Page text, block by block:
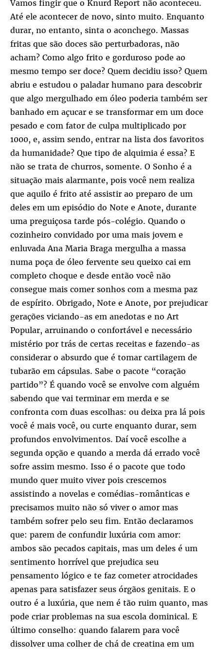
Vamos fingir que o Knurd Report não aconteceu.
Até ele acontecer de novo, sinto muito. Enquanto
durar, no entanto, sinta o aconchego. Massas
fritas que são doces são perturbadoras, não
acham? Como algo frito e gorduroso pode ao
mesmo tempo ser doce? Quem decidiu isso? Quem
abriu e estudou o paladar humano para descobrir
que algo mergulhado em óleo poderia também ser
banhado em açucar e se transformar em um doce
pesado e com fator de culpa multiplicado por
1000, e, assim sendo, entrar na lista dos favoritos
da humanidade? Que tipo de alquimia é essa? E
não se trata de churros, somente. O Sonho é a
situação mais alarmante, pois você nem realiza
que aquilo é frito até assistir ao preparo de um
deles em um episódio do Note e Anote, durante
uma preguiçosa tarde pós-colégio. Quando o
cozinheiro convidado por uma mais jovem e
enluvada Ana Maria Braga mergulha a massa
numa poça de óleo fervente seu queixo cai em
completo choque e desde então você não
consegue mais comer sonhos com a mesma paz
de espírito. Obrigado, Note e Anote, por prejudicar
gerações viciando-as em anedotas e no Art
Popular, arruinando o confortável e necessário
mistério por trás de certas receitas e fazendo-as
considerar o absurdo que é tomar cartilagem de
tubarão em cápsulas. Sabe o pacote “coração
partido”? É quando você se envolve com alguém
sabendo que vai terminar em merda e se
confronta com duas escolhas: ou deixa pra lá pois
você é mais você, ou curte enquanto durar, sem
profundos envolvimentos. Daí você escolhe a
segunda opção e quando a merda dá errado você
sofre assim mesmo. Isso é o pacote que todo
mundo quer muito viver pois crescemos
assistindo a novelas e comédias-românticas e
precisamos muito não só viver o amor mas
também sofrer pelo seu fim. Então declaramos
que: parem de confundir luxúria com amor:
ambos são pecados capitais, mas um deles é um
sentimento horrível que prejudica seu
pensamento lógico e te faz cometer atrocidades
apenas para satisfazer seus órgãos genitais. E o
outro é a luxúria, que nem é tão ruim quanto, mas
pode criar problemas na sua escola dominical. E
último conselho: quando falarem para você
dissolver uma colher de chá de creatina em um